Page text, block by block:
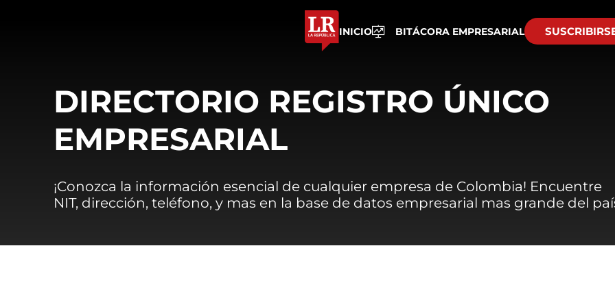
INICIO BITÁCORA EMPRESARIAL
DIRECTORIO REGISTRO ÚNICO
EMPRESARIAL
¡Conozca la información esencial de cualquier empresa de Colombia! Encuentre
NIT, dirección, teléfono, y mas en la base de datos empresarial mas grande del